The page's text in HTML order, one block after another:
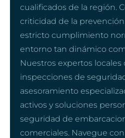
cualificados de la región.
criticidad de la
estricto cumplimiento
entorno tan dinámico
Nuestros expertos locales
inspecciones de
asesoramiento
activos y soluciones
seguridad de
comerciales. Navegue